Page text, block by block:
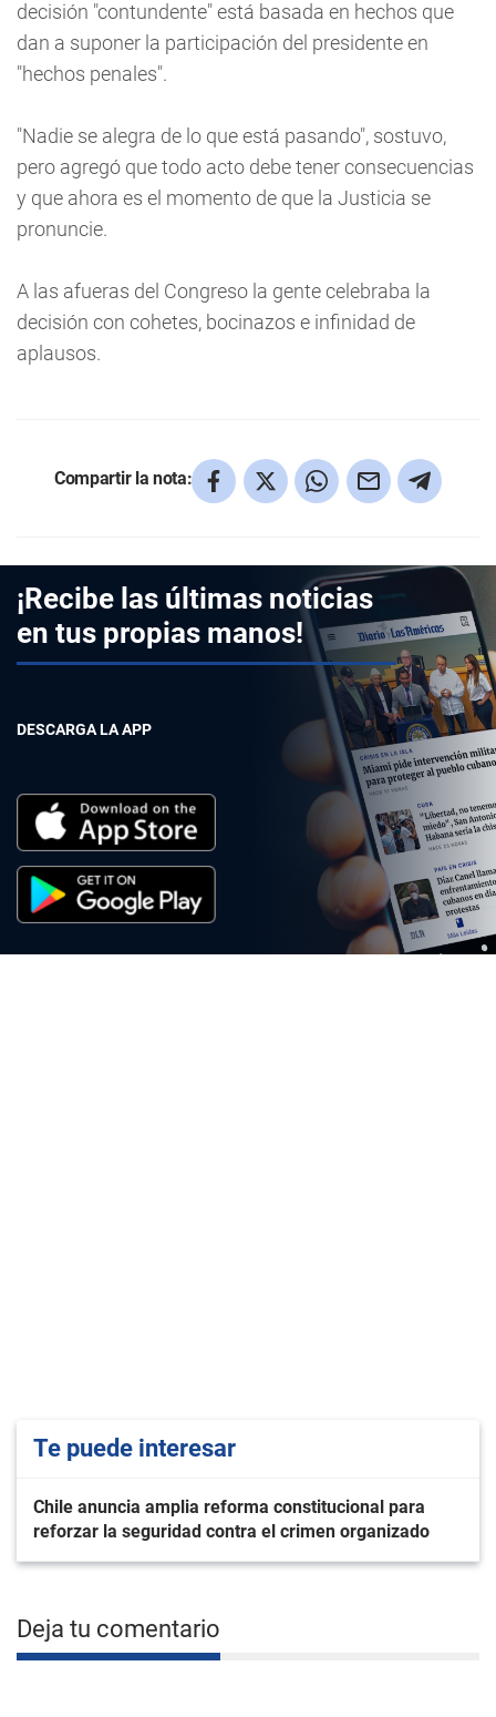
decisión "contundente" está basada en hechos que
dan a suponer la participación del presidente en
"hechos penales".
"Nadie se alegra de lo que está pasando", sostuvo,
pero agregó que todo acto debe tener consecuencias
y que ahora es el momento de que la Justicia se
pronuncie.
A las afueras del Congreso la gente celebraba la
decisión con cohetes, bocinazos e infinidad de
aplausos.
Compartir la nota:
¡Recibe las últimas noticias
en tus propias manos!
DESCARGA LA APP
Te puede interesar
Chile anuncia amplia reforma constitucional para
reforzar la seguridad contra el crimen organizado
Deja tu comentario